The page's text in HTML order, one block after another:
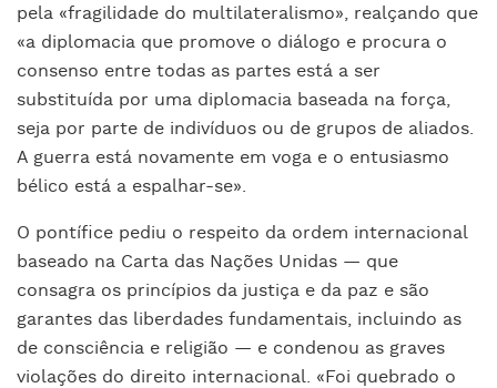
pela «fragilidade do multilateralismo», realçando que
«a diplomacia que promove o diálogo e procura o
consenso entre todas as partes está a ser
substituída por uma diplomacia baseada na força,
seja por parte de indivíduos ou de grupos de aliados.
A guerra está novamente em voga e o entusiasmo
bélico está a espalhar-se».
O pontífice pediu o respeito da ordem internacional
baseado na Carta das Nações Unidas — que
consagra os princípios da justiça e da paz e são
garantes das liberdades fundamentais, incluindo as
de consciência e religião — e condenou as graves
violações do direito internacional. «Foi quebrado o